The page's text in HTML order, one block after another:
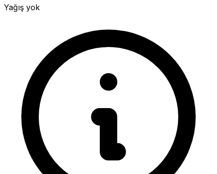
Yağış yok